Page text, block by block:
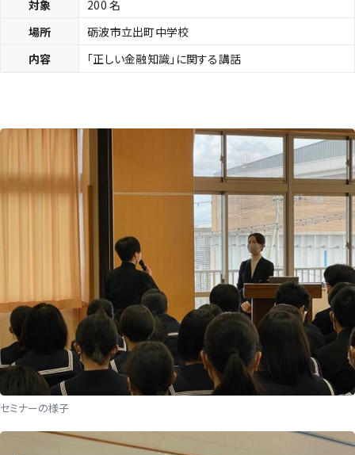
対象
200 名
場所
砺波市立出町中学校
内容
「正しい金融知識」に関する講話
セミナーの様子